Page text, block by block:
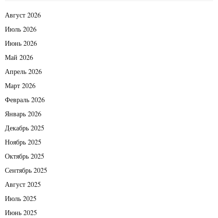
Август 2026
Июль 2026
Июнь 2026
Май 2026
Апрель 2026
Март 2026
Февраль 2026
Январь 2026
Декабрь 2025
Ноябрь 2025
Октябрь 2025
Сентябрь 2025
Август 2025
Июль 2025
Июнь 2025